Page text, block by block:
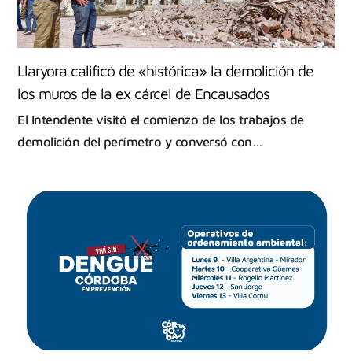
Llaryora calificó de «histórica» la demolición de
los muros de la ex cárcel de Encausados
El Intendente visitó el comienzo de los trabajos de
demolición del perímetro y conversó con…